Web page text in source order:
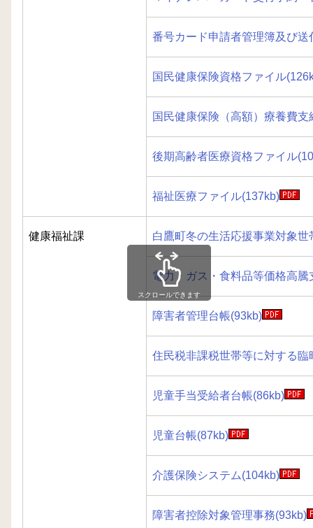
番号カード申請者管理簿及び送
国民健康保険資格ファイル
国民健康保険（高額）療養費
後期高齢者医療資格ファイル
福祉医療ファイル(137kb)
健康福祉課 白鷹町冬の生活応援事業対象世
電力・ガス・食料品等価格高
障害者管理台帳(93kb)
住民税非課税世帯等に対する
児童手当受給者台帳(86kb)
児童台帳(87kb)
介護保険システム(104kb)
障害者控除対象管理事務(93kb)
スクロールできます